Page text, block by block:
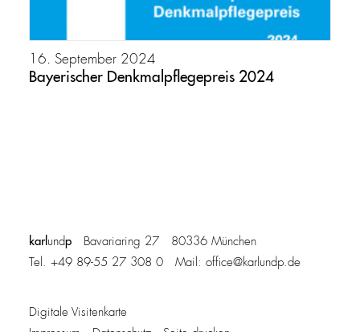
16. September 2024
Bayerischer Denkmalpflegepreis 2024
karl undp Bavariaring 27 80336 München
Tel. +49 89-55 27 308 0 Mail: office@karlundp.de
Digitale Visitenkarte